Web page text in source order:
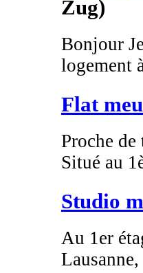
Zug)
Bonjour
logement
Flat
Proche
Situé au
Studio
Au 1er